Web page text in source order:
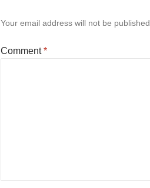
Your email address will not be published.
Comment*